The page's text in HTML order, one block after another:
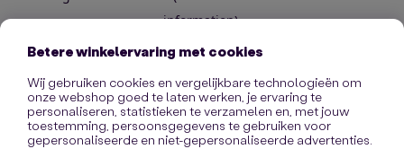
information).
Betere winkelervaring met cookies
Wij gebruiken cookies en vergelijkbare technologieën om
onze webshop goed te laten werken, je ervaring te
personaliseren, statistieken te verzamelen en, met jouw
toestemming, persoonsgegevens te gebruiken voor
gepersonaliseerde en niet-gepersonaliseerde advertenties.